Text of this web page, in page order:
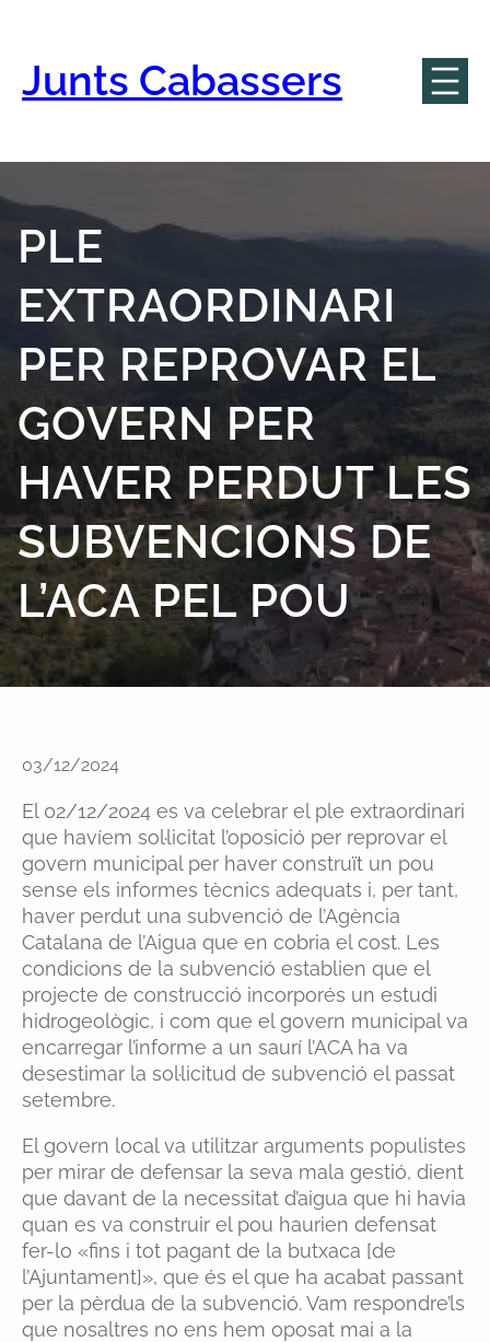
contingut
Junts Cabassers
PLE
EXTRAORDINARI
PER REPROVAR EL
GOVERN PER
HAVER PERDUT LES
SUBVENCIONS DE
L’ACA PEL POU
03/12/2024
El 02/12/2024 es va celebrar el ple extraordinari
que havíem sol·licitat l’oposició per reprovar el
govern municipal per haver construït un pou
sense els informes tècnics adequats i, per tant,
haver perdut una subvenció de l’Agència
Catalana de l’Aigua que en cobria el cost. Les
condicions de la subvenció establien que el
projecte de construcció incorporés un estudi
hidrogeològic, i com que el govern municipal va
encarregar l’informe a un saurí l’ACA ha va
desestimar la sol·licitud de subvenció el passat
setembre.
El govern local va utilitzar arguments populistes
per mirar de defensar la seva mala gestió, dient
que davant de la necessitat d’aigua que hi havia
quan es va construir el pou haurien defensat
fer-lo «fins i tot pagant de la butxaca [de
l’Ajuntament]», que és el que ha acabat passant
per la pèrdua de la subvenció. Vam respondre’ls
que nosaltres no ens hem oposat mai a la